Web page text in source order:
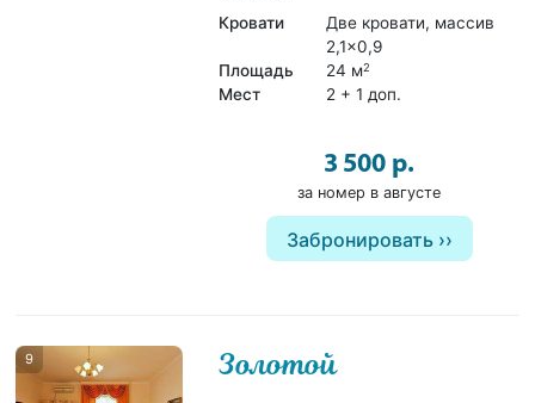
Кровати
Две кровати, массив
2,1×0,9
Площадь
24 м2
Мест 2 + 1 доп.
3 500 р.
за номер в августе
Забронировать
9 Золотой